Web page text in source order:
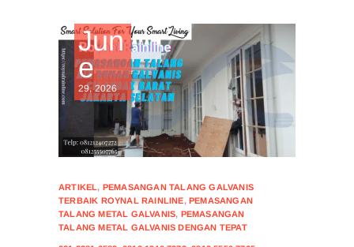
Jun
e
29, 2026
ARTIKEL, PEMASANGAN TALANG GALVANIS
TERBAIK ROYNAL RAINLINE,PEMASANGAN
TALANG METAL GALVANIS, PEMASANGAN
TALANG METAL GALVANIS DENGAN TEPAT